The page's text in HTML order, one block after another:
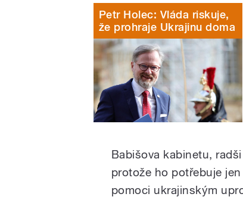
Petr Holec: Vláda riskuje,
že prohraje Ukrajinu doma
Babišova kabinetu,
protože ho potřebuje
pomoci ukrajinským